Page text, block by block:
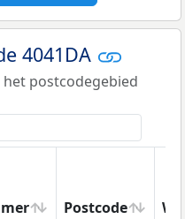
4041DA
het postcodegebied
Postcode